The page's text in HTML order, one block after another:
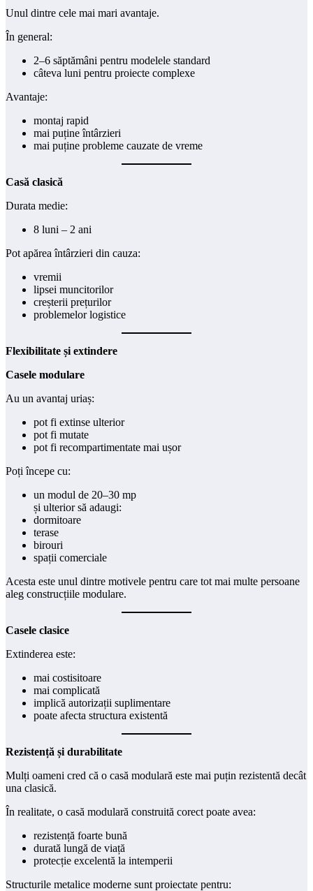
Unul dintre cele mai mari avantaje.
În general:
2–6 săptămâni pentru modelele standard
câteva luni pentru proiecte complexe
Avantaje:
montaj rapid
mai puține întârzieri
mai puține probleme cauzate de vreme
Casă clasică
Durata medie:
8 luni – 2 ani
Pot apărea întârzieri din cauza:
vremii
lipsei muncitorilor
creșterii prețurilor
problemelor logistice
Flexibilitate și extindere
Casele modulare
Au un avantaj uriaș:
pot fi extinse ulterior
pot fi mutate
pot fi recompartimentate mai ușor
Poți începe cu:
un modul de 20–30 mp
și ulterior să adaugi:
dormitoare
terase
birouri
spații comerciale
Acesta este unul dintre motivele pentru care tot mai multe persoane
aleg construcțiile modulare.
Casele clasice
Extinderea este:
mai costisitoare
mai complicată
implică autorizații suplimentare
poate afecta structura existentă
Rezistență și durabilitate
Mulți oameni cred că o casă modulară este mai puțin rezistentă decât
una clasică.
În realitate, o casă modulară construită corect poate avea:
rezistență foarte bună
durată lungă de viață
protecție excelentă la intemperii
Structurile metalice moderne sunt proiectate pentru: